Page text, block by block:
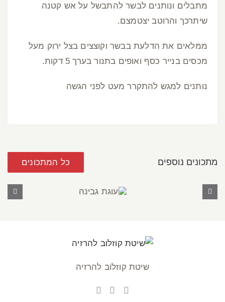
מתבלים ונותנים לבשר להתבשל על אש קטנה
שיתרכך והרוטב יצטמצם.
ממלאים את הדלעת בבשר וקוצצים בצל ירוק מעל
מכסים בנייר כסף ואופים בתנור בערך 5 דקות.
נותנים למגש להתקרר מעט לפני הגשה
מתכונים נוספים כל המתכונים
עוגת
שיטת קוזלוב להרזיה